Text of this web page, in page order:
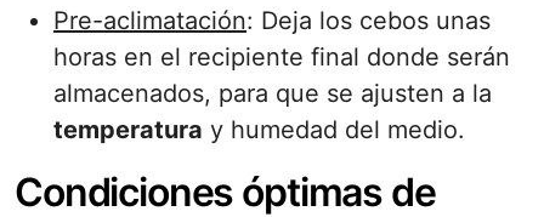
Pre-aclimatación: Deja los cebos unas
horas en el recipiente final donde serán
almacenados, para que se ajusten a la
temperatura y humedad del medio.
Condiciones óptimas de